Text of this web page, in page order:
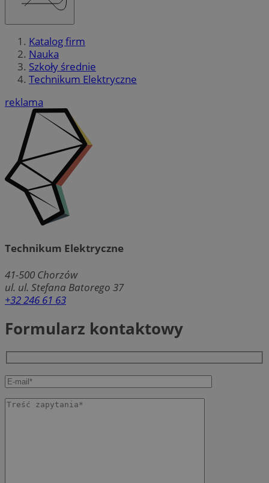
Katalog firm
Nauka
Szkoły średnie
Technikum Elektryczne
reklama
Technikum Elektryczne
41-500 Chorzów
ul. ul. Stefana Batorego 37
+32 246 61 63
Formularz kontaktowy